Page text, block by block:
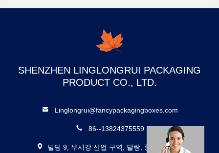
SHENZHEN LINGLONGRUI PACKAGING
PRODUCT CO., LTD.
Linglongrui@fancypackagingboxes.com
86--13824375559
빌딩 9, 우시강 산업 구역, 달랑, 롱후아,?? 진